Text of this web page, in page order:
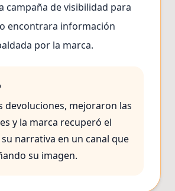
campaña de visibilidad para
encontrara información
por la marca.
devoluciones, mejoraron las
y la marca recuperó el
narrativa en un canal que
su imagen.